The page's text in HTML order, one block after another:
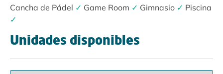
Cancha de Pádel ✓ Game Room ✓ Gimnasio ✓ Piscina
✓
Unidades disponibles